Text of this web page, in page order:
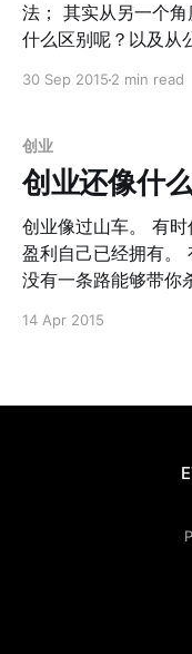
功也不要像领导者一样行动 3. 一旦有失败
备撤退 --------------------------------------------------
业火热的词汇，也只
法； 其实从另一个角度，从0到1的人才和从1到n的人才有
什么区别呢？以及从
密；比如沃尔玛自
不从沃尔玛大量的挖人。 但是，从另一个角度来
体系其实或许曾经是
沃尔玛从0到1的整个
的探索慢慢演变为了
主导逐渐演化为了执
度就是沃尔玛公司的创业的过程。
并且固化为可以批量化生产的过
是无法实现业务规
30 Sep 2015 2 min read
创业
创业还像什么
创业像过山车。 有时信心满满，感觉潜在的市场、用户和
盈利自己已经拥有。
没有一条路能够带你
14 Apr 2015